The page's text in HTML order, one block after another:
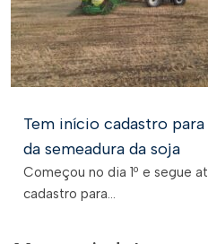
Tem início cadastro
da semeadura da soja
Começou no dia 1º e segue
cadastro para...